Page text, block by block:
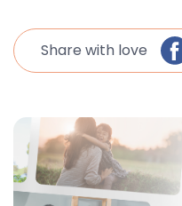
Share with love